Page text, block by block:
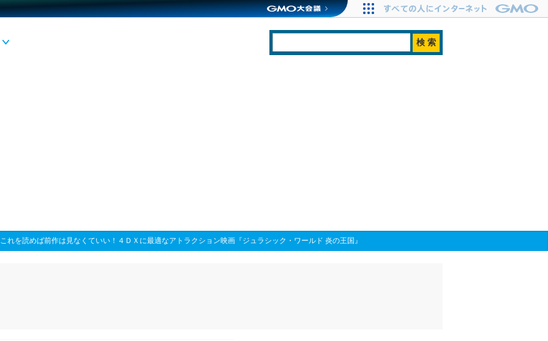
これを読めば前作は見なくていい！４ＤＸに最適なアトラクション映画『ジュラシック・ワールド 炎の王国』